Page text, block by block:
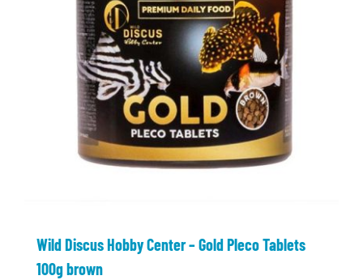
Wild Discus Hobby Center – Gold Pleco Tablets
100g brown